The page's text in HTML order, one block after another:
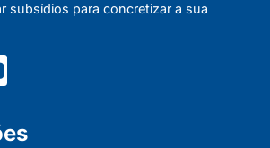
subsídios para concretizar a sua